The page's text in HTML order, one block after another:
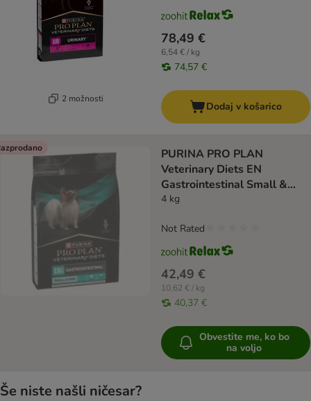
2 možnosti
78,49 €
6,54 € / kg
74,57 €
Dodaj v košarico
PURINA PRO PLAN
Veterinary Diets EN
Gastrointestinal Small &
Mini
4 kg
42,49 €
10,62 € / kg
40,37 €
Not Rated
Obvestite me, ko bo
na voljo
Še niste našli ničesar?